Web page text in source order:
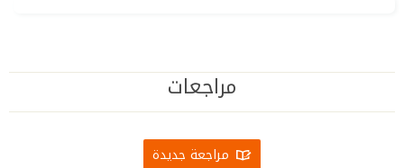
مراجعات
مراجعة جديدة